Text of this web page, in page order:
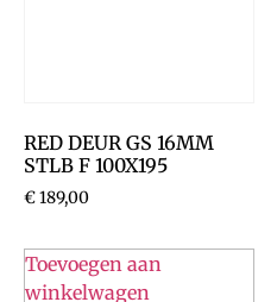
RED DEUR GS 16MM
STLB F 100X195
€189,00
Toevoegen aan
winkelwagen